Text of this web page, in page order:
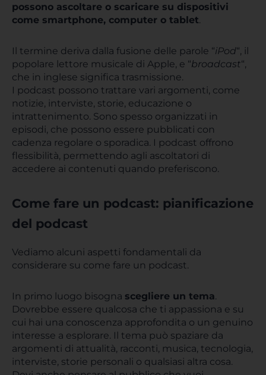
possono ascoltare o scaricare su dispositivi
come smartphone, computer o tablet.
Il termine deriva dalla fusione delle parole “iPod“, il
popolare lettore musicale di Apple, e “broadcast“,
che in inglese significa trasmissione.
I podcast possono trattare vari argomenti, come
notizie, interviste, storie, educazione o
intrattenimento. Sono spesso organizzati in
episodi, che possono essere pubblicati con
cadenza regolare o sporadica. I podcast offrono
flessibilità, permettendo agli ascoltatori di
accedere ai contenuti quando preferiscono.
Come fare un podcast: pianificazione
del podcast
Vediamo alcuni aspetti fondamentali da
considerare su come fare un podcast.
In primo luogo bisogna scegliere un tema.
Dovrebbe essere qualcosa che ti appassiona e su
cui hai una conoscenza approfondita o un genuino
interesse a esplorare. Il tema può spaziare da
argomenti di attualità, racconti, musica, tecnologia,
interviste, storie personali o qualsiasi altra cosa.